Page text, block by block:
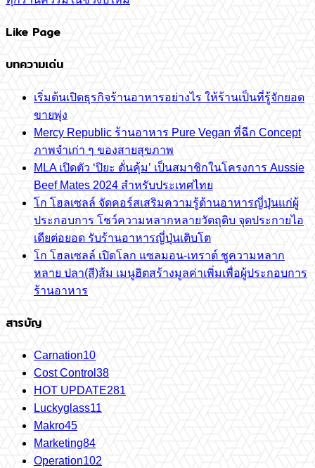
Like Page
บทความเด่น
เริ่มต้นเปิดธุรกิจร้านอาหารอย่างไร ให้ร้านเป็นที่รู้จักยอด
ขายพุ่ง
Mercy Republic ร้านอาหาร Pure Vegan ที่ฉีก Concept
ภาพจำเก่า ๆ ของสายสุขภาพ
MLA เปิดตัว ‘ปิยะ ดั่นคุ้ม’ เป็นสมาชิกในโครงการ Aussie
Beef Mates 2024 สำหรับประเทศไทย
โก โฮลเซลล์ จัดคอร์สเสริมความรู้ด้านอาหารญี่ปุ่นแก่ผู้
ประกอบการ โชว์ความหลากหลายวัตถุดิบ จุดประกายไอ
เดียต่อยอด รับร้านอาหารญี่ปุ่นเติบโต
โก โฮลเซลล์ เปิดโลก แซลมอน-เทราต์ ชูความหลาก
หลาย ปลา(สี)ส้ม เมนูฮิตสร้างมูลค่าเพิ่มเพื่อผู้ประกอบการ
ร้านอาหาร
สารบัญ
Carnation10
Cost Control 38
HOT UPDATE281
Luckyglass11
Makro45
Marketing84
Operation102